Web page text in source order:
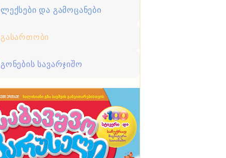
ლექსები და გამოცანები
გასართობი
გონების სავარჯიშო